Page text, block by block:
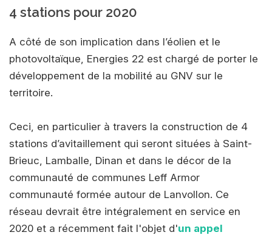
4 stations pour 2020
A côté de son implication dans l’éolien et le
photovoltaïque, Energies 22 est chargé de porter le
développement de la mobilité au GNV sur le
territoire.
Ceci, en particulier à travers la construction de 4
stations d’avitaillement qui seront situées à Saint-
Brieuc, Lamballe, Dinan et dans le décor de la
communauté de communes Leff Armor
communauté formée autour de Lanvollon. Ce
réseau devrait être intégralement en service en
2020 et a récemment fait l'objet d'un appel